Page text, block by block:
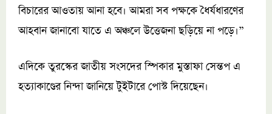
বিচারের আওতায় আনা হবে। আমরা সব পক্ষকে ধৈর্যধারণের
আহবান জানাবো যাতে এ অঞ্চলে উত্তেজনা ছড়িয়ে না পড়ে।”
এদিকে তুরস্কের জাতীয় সংসদের স্পিকার মুস্তাফা সেন্তপ এ
হত্যাকাণ্ডের নিন্দা জানিয়ে টুইটারে পোস্ট দিয়েছেন।